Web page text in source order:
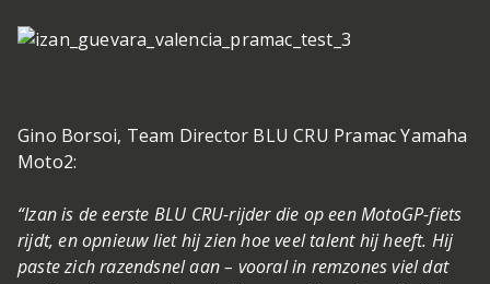
Gino Borsoi, Team Director BLU CRU Pramac Yamaha
Moto2:
“Izan is de eerste BLU CRU-rijder die op een MotoGP-fiets
rijdt, en opnieuw liet hij zien hoe veel talent hij heeft. Hij
paste zich razendsnel aan – vooral in remzones viel dat